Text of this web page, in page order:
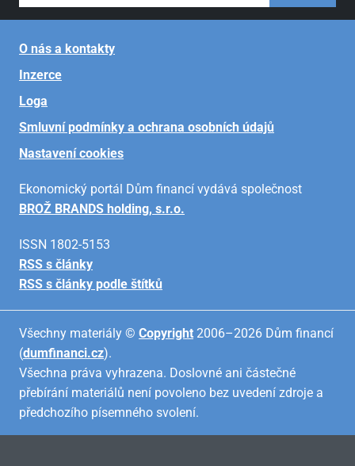
O nás a kontakty
Inzerce
Loga
Smluvní podmínky a ochrana osobních údajů
Nastavení cookies
Ekonomický portál Dům financí vydává společnost
BROŽ BRANDS holding, s.r.o.
ISSN 1802-5153
RSS s články
RSS s články podle štítků
Všechny materiály © Copyright 2006–2026 Dům financí
(dumfinanci.cz).
Všechna práva vyhrazena. Doslovné ani částečné
přebírání materiálů není povoleno bez uvedení zdroje a
předchozího písemného svolení.